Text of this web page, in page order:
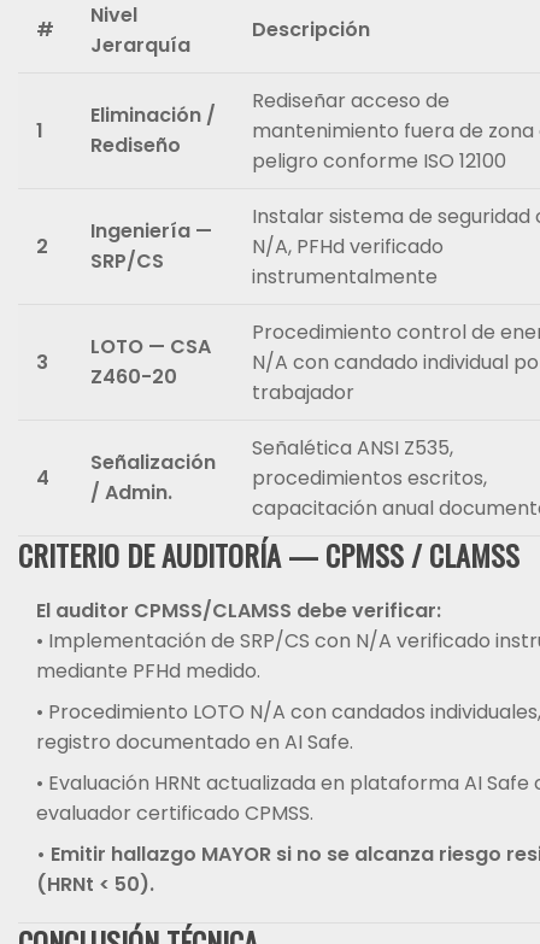
#
Nivel
Jerarquía
Descripción
1
Eliminación /
Rediseño
Rediseñar acceso de
mantenimiento fuera de zona
peligro conforme ISO 12100
2
Ingeniería —
SRP/CS
Instalar sistema de seguridad
N/A, PFHd verificado
instrumentalmente
3
LOTO — CSA
Z460-20
Procedimiento control de
N/A con candado individual
trabajador
4
Señalización
/ Admin.
Señalética ANSI Z535,
procedimientos escritos,
capacitación anual
CRITERIO DE AUDITORÍA — CPMSS / CLAMSS
El auditor CPMSS/CLAMSS debe verificar:
• Implementación de SRP/CS con N/A verificado
mediante PFHd medido.
• Procedimiento LOTO N/A con candados
registro documentado en AI Safe.
• Evaluación HRNt actualizada en plataforma AI
evaluador certificado CPMSS.
• Emitir hallazgo MAYOR si no se alcanza riesgo
(HRNt < 50).